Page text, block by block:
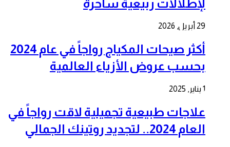
لإطلالات ربيعية ساحرة
29 أبريل, 2026
أكثر صيحات المكياج رواجاً في عام 2024
بحسب عروض الأزياء العالمية
1 يناير, 2025
علاجات طبيعية تجميلية لاقت رواجاً في
العام 2024.. لتجديد روتينك الجمالي